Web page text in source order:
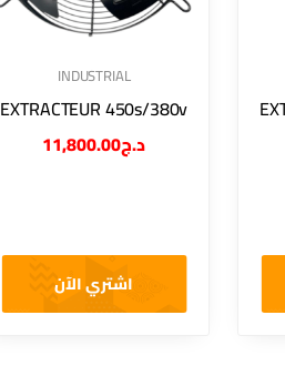
INDUSTRIAL
EXTRACTEUR 450s/380v
د.ج11,800.00
اشتري الآن